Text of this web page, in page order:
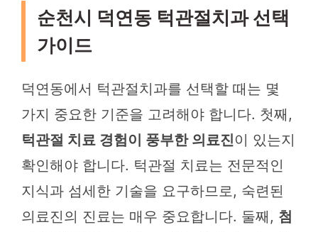
순천시 덕연동 턱관절치과 선택
가이드
덕연동에서 턱관절치과를 선택할 때는 몇
가지 중요한 기준을 고려해야 합니다. 첫째,
턱관절 치료 경험이 풍부한 의료진이 있는지
확인해야 합니다. 턱관절 치료는 전문적인
지식과 섬세한 기술을 요구하므로, 숙련된
의료진의 진료는 매우 중요합니다. 둘째, 첨